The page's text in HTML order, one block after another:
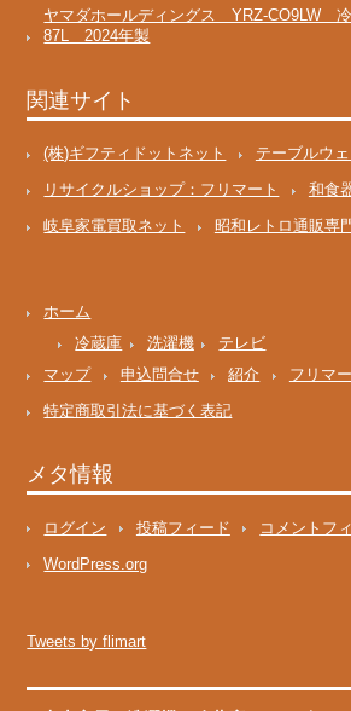
ヤマダホールディングス YRZ-CO9LW
87L 2024年製
関連サイト
(株)ギフティドットネット
テーブルウ
リサイクルショップ：フリマート
和食
岐阜家電買取ネット
昭和レトロ通販専
ホーム
冷蔵庫
洗濯機
テレビ
マップ
申込問合せ 紹介
フリマ
特定商取引法に基づく表記
メタ情報
ログイン 投稿フィード
コメントフ
WordPress.org
Tweets by flimart